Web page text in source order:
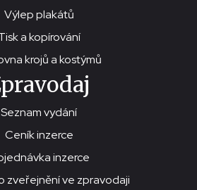
Výlep plakátů
a kopírování
krojů a kostýmů
Seznam vydání
Ceník inzerce
inzerce
zveřejnění ve zpravodaji